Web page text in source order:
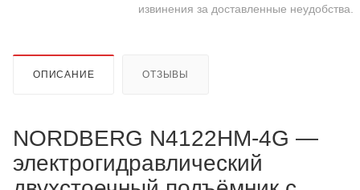
извинения за доставленные неудобства.
ОПИСАНИЕ ОТЗЫВЫ
NORDBERG N4122HM-4G —
электрогидравлический